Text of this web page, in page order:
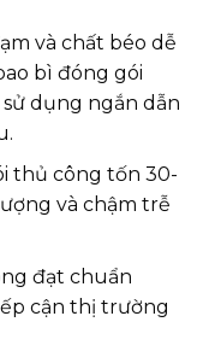
và chất béo dễ
bì đóng gói
dụng ngắn dẫn
thủ công tốn 30-
và chậm trễ
đạt chuẩn
cận thị trường